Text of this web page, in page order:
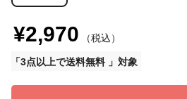
¥2,970 （税込）
3点以上で送料無料